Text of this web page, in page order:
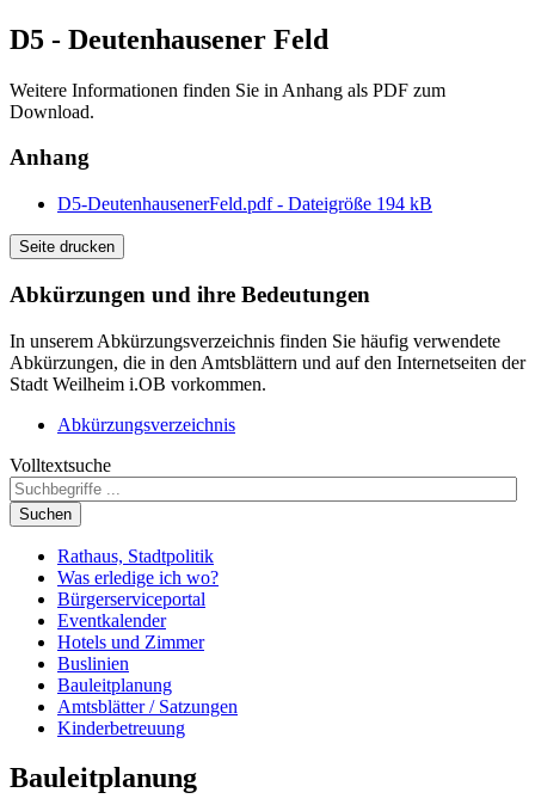
D5 - Deutenhausener Feld
Weitere Informationen finden Sie in Anhang als PDF zum
Download.
Anhang
D5-DeutenhausenerFeld.pdf - Dateigröße 194 kB
Seite drucken
Abkürzungen und ihre Bedeutungen
In unserem Abkürzungsverzeichnis finden Sie häufig verwendete
Abkürzungen, die in den Amtsblättern und auf den Internetseiten der
Stadt Weilheim i.OB vorkommen.
Abkürzungsverzeichnis
Volltextsuche
Suchen
Rathaus, Stadtpolitik
Was erledige ich wo?
Bürgerserviceportal
Eventkalender
Hotels und Zimmer
Buslinien
Bauleitplanung
Amtsblätter / Satzungen
Kinderbetreuung
Bauleitplanung